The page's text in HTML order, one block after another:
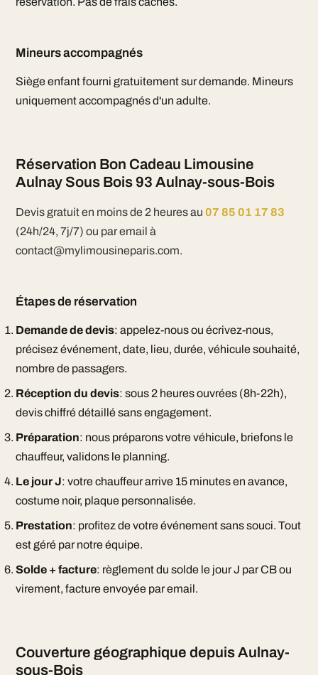
Mineurs accompagnés
Siège enfant fourni gratuitement sur demande. Mineurs
uniquement accompagnés d'un adulte.
Réservation Bon Cadeau Limousine
Aulnay Sous Bois 93 Aulnay-sous-Bois
Devis gratuit en moins de 2 heures au 07 85 01 17 83
(24h/24, 7j/7) ou par email à
contact@mylimousineparis.com.
Étapes de réservation
Demande de devis: appelez-nous ou écrivez-nous,
précisez événement, date, lieu, durée, véhicule souhaité,
nombre de passagers.
Réception du devis: sous 2 heures ouvrées (8h-22h),
devis chiffré détaillé sans engagement.
Préparation: nous préparons votre véhicule, briefons le
chauffeur, validons le planning.
Le jour J: votre chauffeur arrive 15 minutes en avance,
costume noir, plaque personnalisée.
Prestation: profitez de votre événement sans souci. Tout
est géré par notre équipe.
Solde + facture: règlement du solde le jour J par CB ou
virement, facture envoyée par email.
Couverture géographique depuis Aulnay-
sous-Bois